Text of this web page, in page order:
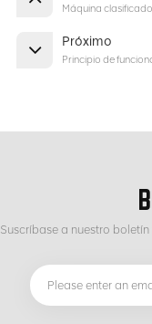
Máquina
Próximo
Principio de
Suscríbase a nuestro